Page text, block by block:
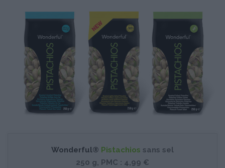
Wonderful® Pistachios sans sel
250 g, PMC : 4,99 €